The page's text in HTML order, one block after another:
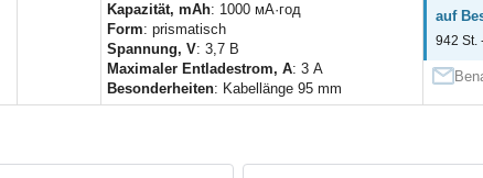
Kapazität, mAh: 1000 мА·год
Form: prismatisch
Spannung, V: 3,7 В
Maximaler Entladestrom, A: 3 А
Besonderheiten: Kabellänge 95 mm
auf
942 St.